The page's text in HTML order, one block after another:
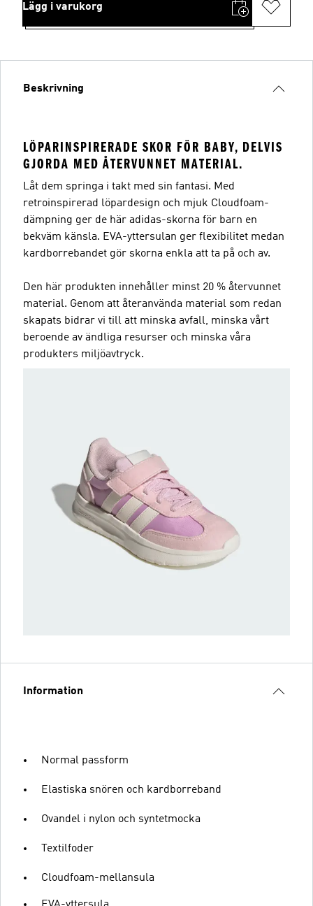
Lägg i varukorg
Beskrivning
LÖPARINSPIRERADE SKOR FÖR BABY, DELVIS
GJORDA MED ÅTERVUNNET MATERIAL.
Låt dem springa i takt med sin fantasi. Med
retroinspirerad löpardesign och mjuk Cloudfoam-
dämpning ger de här adidas-skorna för barn en
bekväm känsla. EVA-yttersulan ger flexibilitet medan
kardborrebandet gör skorna enkla att ta på och av.
Den här produkten innehåller minst 20 % återvunnet
material. Genom att återanvända material som redan
skapats bidrar vi till att minska avfall, minska vårt
beroende av ändliga resurser och minska våra
produkters miljöavtryck.
Information
Normal passform
Elastiska snören och kardborreband
Ovandel i nylon och syntetmocka
Textilfoder
Cloudfoam-mellansula